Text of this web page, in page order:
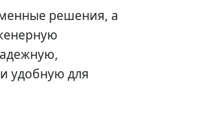
решения, а
удобную для